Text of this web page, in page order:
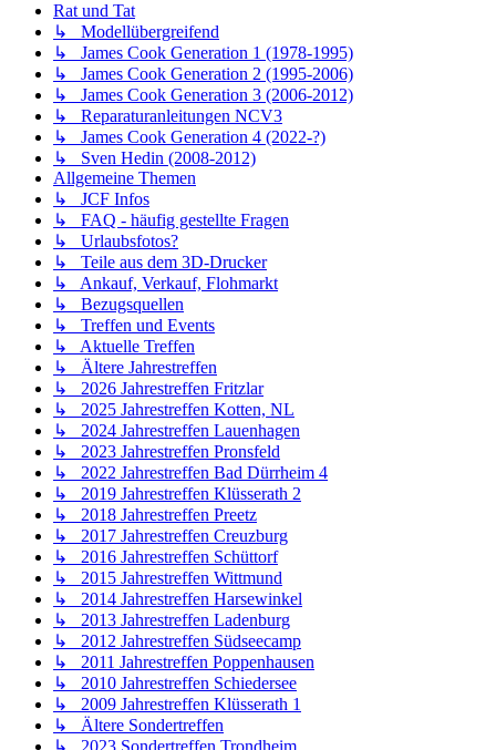
Rat und Tat
↳ Modellübergreifend
↳ James Cook Generation 1 (1978-1995)
↳ James Cook Generation 2 (1995-2006)
↳ James Cook Generation 3 (2006-2012)
↳ Reparaturanleitungen NCV3
↳ James Cook Generation 4 (2022-?)
↳ Sven Hedin (2008-2012)
Allgemeine Themen
↳ JCF Infos
↳ FAQ - häufig gestellte Fragen
↳ Urlaubsfotos?
↳ Teile aus dem 3D-Drucker
↳ Ankauf, Verkauf, Flohmarkt
↳ Bezugsquellen
↳ Treffen und Events
↳ Aktuelle Treffen
↳ Ältere Jahrestreffen
↳ 2026 Jahrestreffen Fritzlar
↳ 2025 Jahrestreffen Kotten, NL
↳ 2024 Jahrestreffen Lauenhagen
↳ 2023 Jahrestreffen Pronsfeld
↳ 2022 Jahrestreffen Bad Dürrheim 4
↳ 2019 Jahrestreffen Klüsserath 2
↳ 2018 Jahrestreffen Preetz
↳ 2017 Jahrestreffen Creuzburg
↳ 2016 Jahrestreffen Schüttorf
↳ 2015 Jahrestreffen Wittmund
↳ 2014 Jahrestreffen Harsewinkel
↳ 2013 Jahrestreffen Ladenburg
↳ 2012 Jahrestreffen Südseecamp
↳ 2011 Jahrestreffen Poppenhausen
↳ 2010 Jahrestreffen Schiedersee
↳ 2009 Jahrestreffen Klüsserath 1
↳ Ältere Sondertreffen